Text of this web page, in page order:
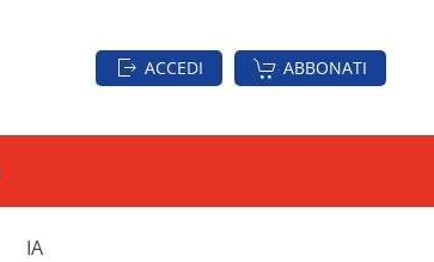
ACCEDI ABBONATI
IA